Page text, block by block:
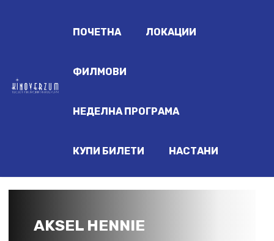
ПОЧЕТНА ЛОКАЦИИ
ФИЛМОВИ
НЕДЕЛНА ПРОГРАМА
КУПИ БИЛЕТИ НАСТАНИ
AKSEL HENNIE